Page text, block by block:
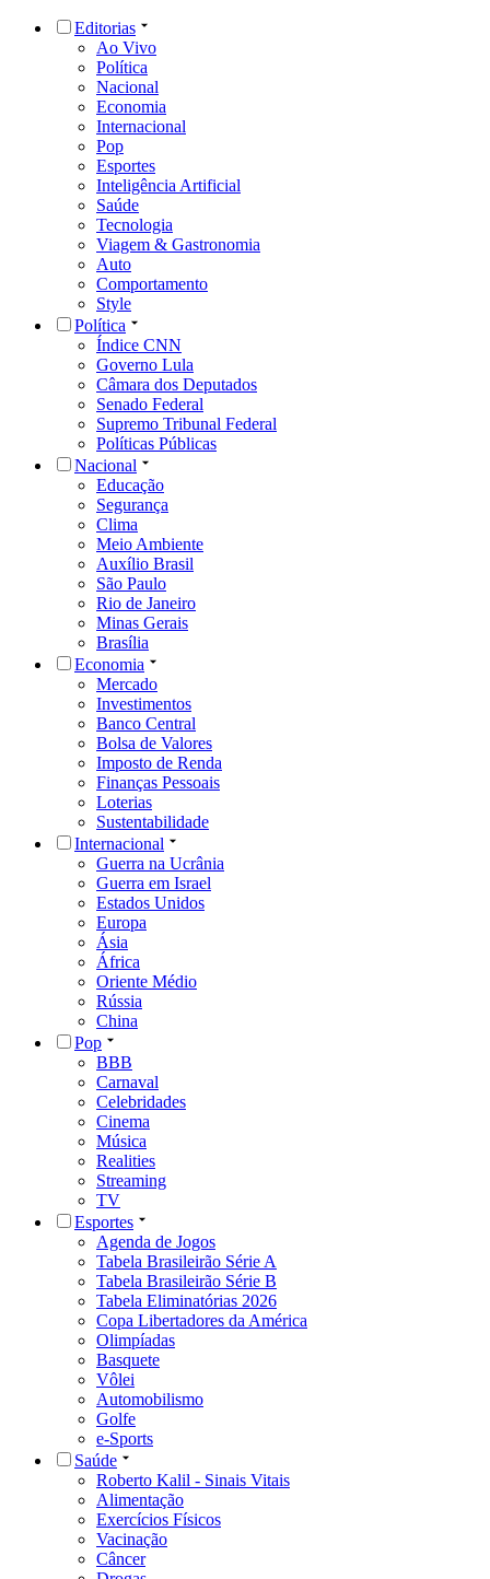
Editorias
Ao Vivo
Política
Nacional
Economia
Internacional
Pop
Esportes
Inteligência Artificial
Saúde
Tecnologia
Viagem & Gastronomia
Auto
Comportamento
Style
Política
Índice CNN
Governo Lula
Câmara dos Deputados
Senado Federal
Supremo Tribunal Federal
Políticas Públicas
Nacional
Educação
Segurança
Clima
Meio Ambiente
Auxílio Brasil
São Paulo
Rio de Janeiro
Minas Gerais
Brasília
Economia
Mercado
Investimentos
Banco Central
Bolsa de Valores
Imposto de Renda
Finanças Pessoais
Loterias
Sustentabilidade
Internacional
Guerra na Ucrânia
Guerra em Israel
Estados Unidos
Europa
Ásia
África
Oriente Médio
Rússia
China
Pop
BBB
Carnaval
Celebridades
Cinema
Música
Realities
Streaming
TV
Esportes
Agenda de Jogos
Tabela Brasileirão Série A
Tabela Brasileirão Série B
Tabela Eliminatórias 2026
Copa Libertadores da América
Olimpíadas
Basquete
Vôlei
Automobilismo
Golfe
e-Sports
Saúde
Roberto Kalil - Sinais Vitais
Alimentação
Exercícios Físicos
Vacinação
Câncer